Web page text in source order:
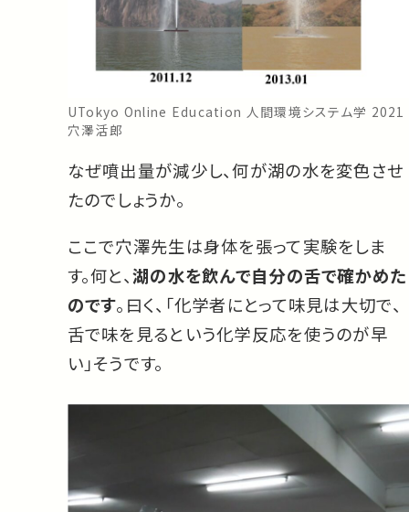
UTokyo Online Education 人間環境システム学 2021
穴澤活郎
なぜ噴出量が減少し、何が湖の水を変色させ
たのでしょうか。
ここで穴澤先生は身体を張って実験をしま
す。何と、湖の水を飲んで自分の舌で確かめた
のです。曰く、「化学者にとって味見は大切で、
舌で味を見るという化学反応を使うのが早
い」そうです。